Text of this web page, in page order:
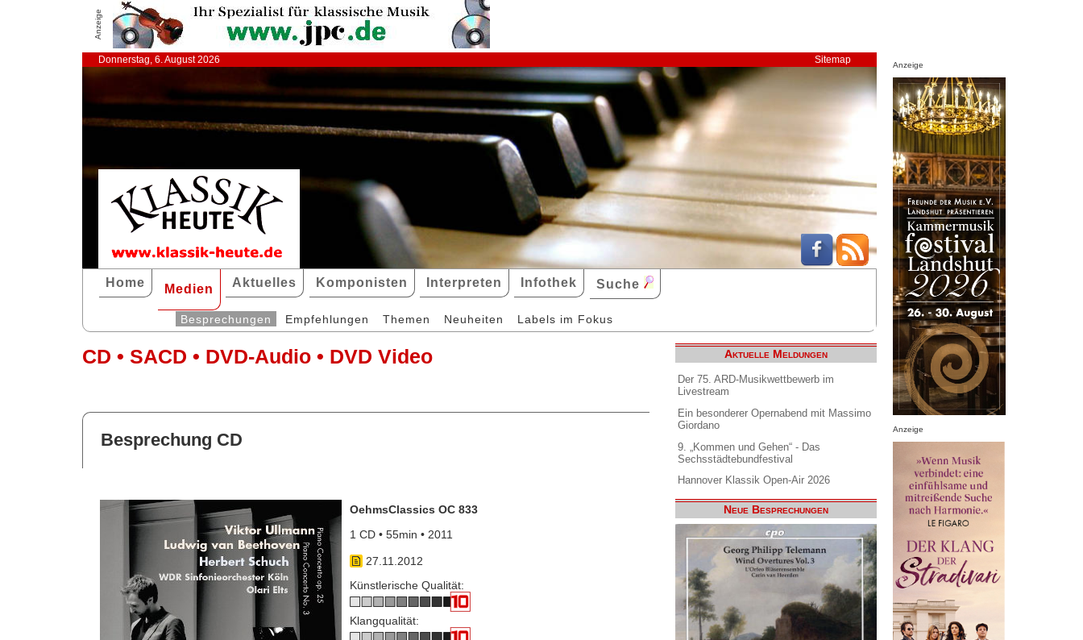
Anzeige
Donnerstag, 6. August 2026 Sitemap
Home Medien Aktuelles Komponisten Interpreten Infothek Suche
Besprechungen Empfehlungen Themen Neuheiten Labels im Fokus
CD • SACD • DVD-Audio • DVD Video
Besprechung CD
OehmsClassics OC 833
1 CD • 55min • 2011
27.11.2012
Künstlerische Qualität:
Klangqualität:
Aktuelle Meldungen
Der 75. ARD-Musikwettbewerb im
Livestream
Ein besonderer Opernabend mit Massimo
Giordano
9. „Kommen und Gehen“ - Das
Sechsstädtebundfestival
Hannover Klassik Open-Air 2026
Neue Besprechungen
Anzeige
Anzeige